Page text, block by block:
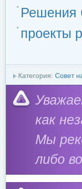
Решения
проекты
Категория: Совет
как
Мы
либо